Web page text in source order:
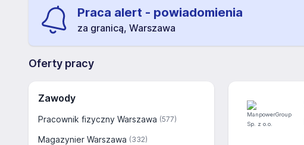
Praca alert - powiadomienia
za granicą, Warszawa
Oferty pracy
Zawody
Pracownik fizyczny Warszawa (577)
Magazynier Warszawa (332)